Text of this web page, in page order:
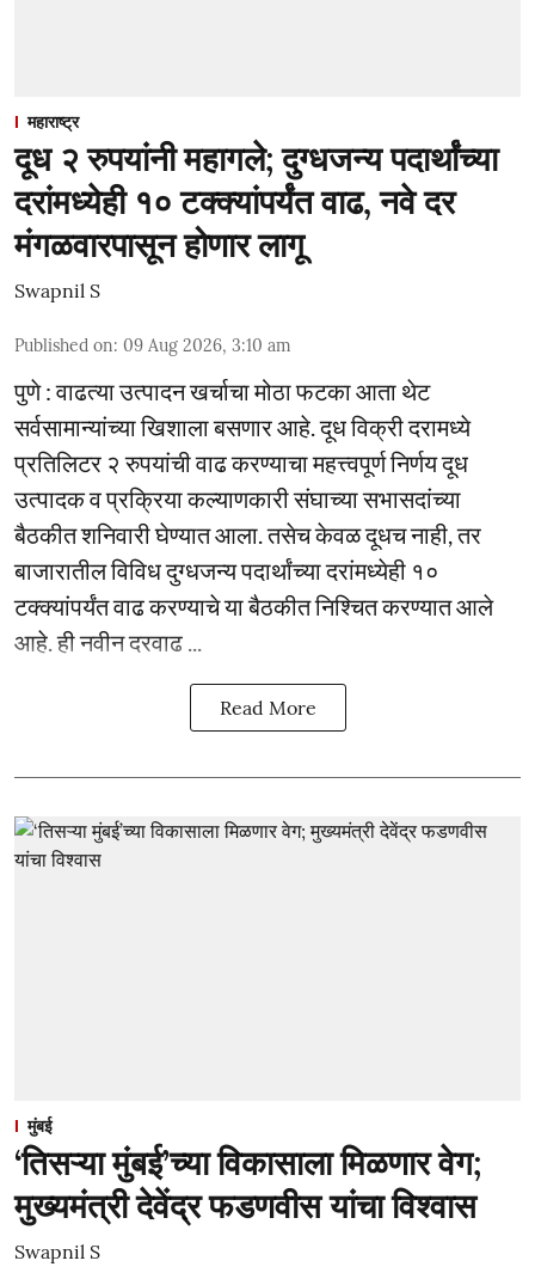
महाराष्ट्र
दूध २ रुपयांनी महागले; दुग्धजन्य पदार्थांच्या
दरांमध्येही १० टक्क्यांपर्यंत वाढ, नवे दर
मंगळवारपासून होणार लागू
Swapnil S
Published on: 09 Aug 2026, 3:10 am
पुणे : वाढत्या उत्पादन खर्चाचा मोठा फटका आता थेट
सर्वसामान्यांच्या खिशाला बसणार आहे. दूध विक्री दरामध्ये
प्रतिलिटर २ रुपयांची वाढ करण्याचा महत्त्वपूर्ण निर्णय दूध
उत्पादक व प्रक्रिया कल्याणकारी संघाच्या सभासदांच्या
बैठकीत शनिवारी घेण्यात आला. तसेच केवळ दूधच नाही, तर
बाजारातील विविध दुग्धजन्य पदार्थांच्या दरांमध्येही १०
टक्क्यांपर्यंत वाढ करण्याचे या बैठकीत निश्चित करण्यात आले
आहे. ही नवीन दरवाढ ...
Read More
मुंबई
‘तिसऱ्या मुंबई’च्या विकासाला मिळणार वेग;
मुख्यमंत्री देवेंद्र फडणवीस यांचा विश्वास
Swapnil S